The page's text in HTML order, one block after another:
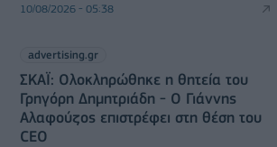
10/08/2026 - 05:38
advertising.gr
ΣΚΑΪ: Ολοκληρώθηκε η θητεία του
Γρηγόρη Δημητριάδη - Ο Γιάννης
Αλαφούζος επιστρέφει στη θέση του
CEO